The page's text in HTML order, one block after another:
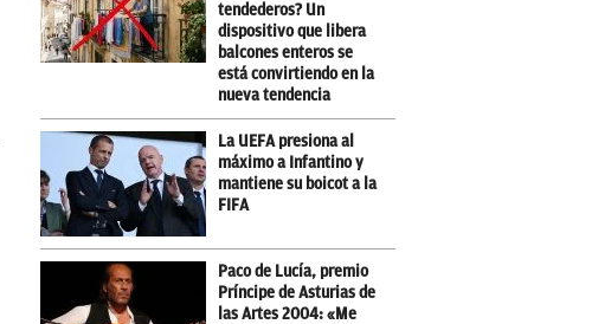
tendederos? Un
dispositivo que libera
balcones enteros se
está convirtiendo en la
nueva tendencia
La UEFA presiona al
máximo a Infantino y
mantiene su boicot a la
FIFA
Paco de Lucía, premio
Príncipe de Asturias de
las Artes 2004: «Me